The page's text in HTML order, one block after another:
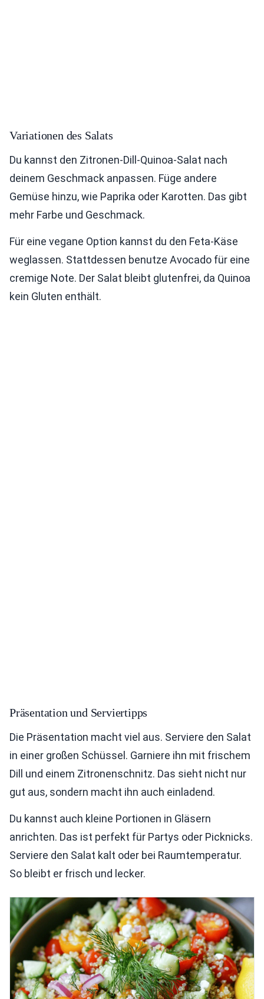
Variationen des Salats
Du kannst den Zitronen-Dill-Quinoa-Salat nach
deinem Geschmack anpassen. Füge andere
Gemüse hinzu, wie Paprika oder Karotten. Das gibt
mehr Farbe und Geschmack.
Für eine vegane Option kannst du den Feta-Käse
weglassen. Stattdessen benutze Avocado für eine
cremige Note. Der Salat bleibt glutenfrei, da Quinoa
kein Gluten enthält.
Präsentation und Serviertipps
Die Präsentation macht viel aus. Serviere den Salat
in einer großen Schüssel. Garniere ihn mit frischem
Dill und einem Zitronenschnitz. Das sieht nicht nur
gut aus, sondern macht ihn auch einladend.
Du kannst auch kleine Portionen in Gläsern
anrichten. Das ist perfekt für Partys oder Picknicks.
Serviere den Salat kalt oder bei Raumtemperatur.
So bleibt er frisch und lecker.